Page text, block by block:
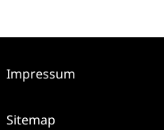
Impressum
Sitemap